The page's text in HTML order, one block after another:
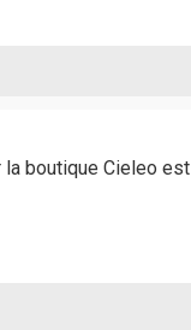
boutique Cieleo est